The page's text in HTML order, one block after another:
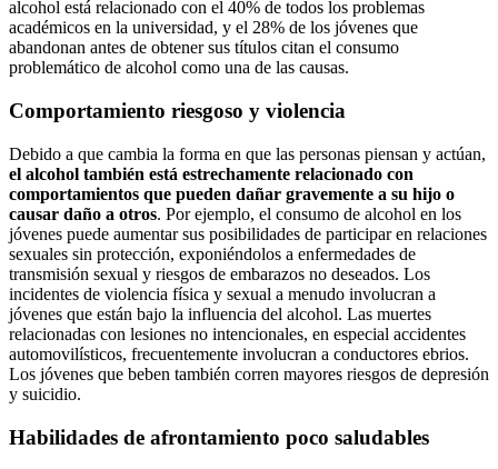
alcohol está relacionado con el 40% de todos los problemas
académicos en la universidad, y el 28% de los jóvenes que
abandonan antes de obtener sus títulos citan el consumo
problemático de alcohol como una de las causas.
Comportamiento riesgoso y violencia
Debido a que cambia la forma en que las personas piensan y actúan,
el alcohol también está estrechamente relacionado con
comportamientos que pueden dañar gravemente a su hijo o
causar daño a otros. Por ejemplo, el consumo de alcohol en los
jóvenes puede aumentar sus posibilidades de participar en relaciones
sexuales sin protección, exponiéndolos a enfermedades de
transmisión sexual y riesgos de embarazos no deseados. Los
incidentes de violencia física y sexual a menudo involucran a
jóvenes que están bajo la influencia del alcohol. Las muertes
relacionadas con lesiones no intencionales, en especial accidentes
automovilísticos, frecuentemente involucran a conductores ebrios.
Los jóvenes que beben también corren mayores riesgos de depresión
y suicidio.
Habilidades de afrontamiento poco saludables